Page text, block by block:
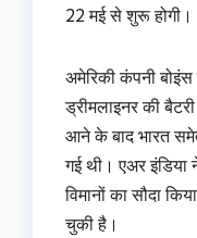
22 मई से शुरू होगी।
अमेरिकी कंपनी
ड्रीमलाइनर की
आने के बाद भारत
गई थी। एअर इंडिया
विमानों का सौदा
चुकी है।